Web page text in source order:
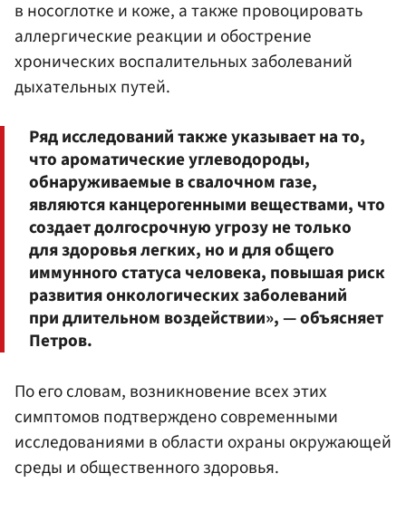
в носоглотке и коже, а также провоцировать
аллергические реакции и обострение
хронических воспалительных заболеваний
дыхательных путей.
Ряд исследований также указывает на то,
что ароматические углеводороды,
обнаруживаемые в свалочном газе,
являются канцерогенными веществами, что
создает долгосрочную угрозу не только
для здоровья легких, но и для общего
иммунного статуса человека, повышая риск
развития онкологических заболеваний
при длительном воздействии», — объясняет
Петров.
По его словам, возникновение всех этих
симптомов подтверждено современными
исследованиями в области охраны окружающей
среды и общественного здоровья.